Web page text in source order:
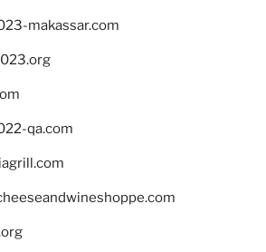
makassar.com
qa.com